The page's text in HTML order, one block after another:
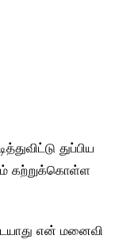
துப்பிய
கற்றுக்கொள்ள
என் மனைவி